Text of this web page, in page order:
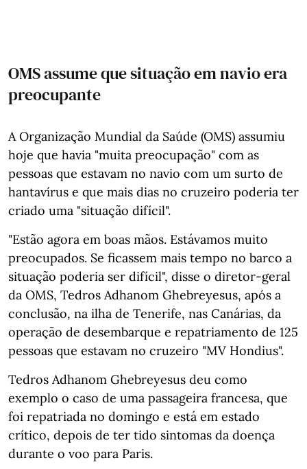
OMS assume que situação em navio era
preocupante
A Organização Mundial da Saúde (OMS) assumiu
hoje que havia "muita preocupação" com as
pessoas que estavam no navio com um surto de
hantavírus e que mais dias no cruzeiro poderia ter
criado uma "situação difícil".
"Estão agora em boas mãos. Estávamos muito
preocupados. Se ficassem mais tempo no barco a
situação poderia ser difícil", disse o diretor-geral
da OMS, Tedros Adhanom Ghebreyesus, após a
conclusão, na ilha de Tenerife, nas Canárias, da
operação de desembarque e repatriamento de 125
pessoas que estavam no cruzeiro "MV Hondius".
Tedros Adhanom Ghebreyesus deu como
exemplo o caso de uma passageira francesa, que
foi repatriada no domingo e está em estado
crítico, depois de ter tido sintomas da doença
durante o voo para Paris.